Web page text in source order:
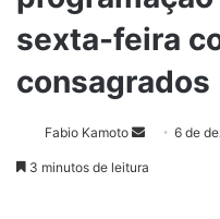
sexta-feira
consagrados
Fabio Kamoto 6 de
3 minutos de leitura